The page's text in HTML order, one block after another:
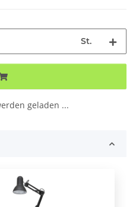
St.
geladen ...